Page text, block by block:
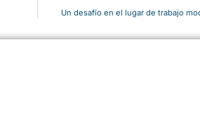
Un desafío en el lugar de trabajo